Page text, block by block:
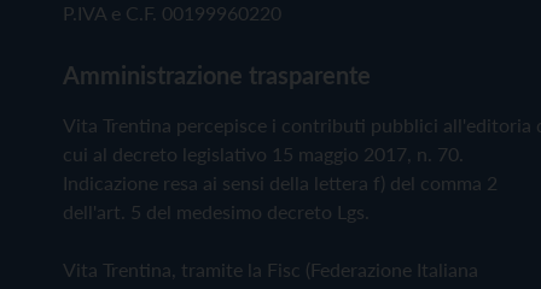
P.IVA e C.F. 00199960220
Amministrazione trasparente
Vita Trentina percepisce i contributi pubblici all'editoria
cui al decreto legislativo 15 maggio 2017, n. 70.
Indicazione resa ai sensi della lettera f) del comma 2
dell'art. 5 del medesimo decreto Lgs.
Vita Trentina, tramite la Fisc (Federazione Italiana